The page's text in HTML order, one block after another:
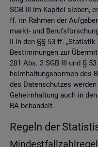
SGB III im Ka­pi­tel sie­ben,
ff. im Rah­men der
markt- und
II in den §§ 53 ff. „Sta­tis­tik
Be­stim­mun­gen zur
281 Abs. 3 SGB III und §
heim­hal­tungs­nor­men des
des Da­ten­schut­zes
Ge­heim­hal­tung auch in
BA be­han­delt.
Re­geln der
Min­dest­fall­zahl­re­gel